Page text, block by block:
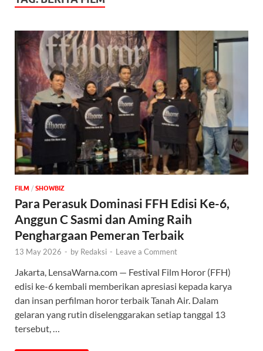
FILM / ‎SHOWBIZ
Para Perasuk Dominasi FFH Edisi Ke-6,
Anggun C Sasmi dan Aming Raih
Penghargaan Pemeran Terbaik
13 May 2026 - by Redaksi - Leave a Comment
Jakarta, LensaWarna.com — Festival Film Horor (FFH)
edisi ke-6 kembali memberikan apresiasi kepada karya
dan insan perfilman horor terbaik Tanah Air. Dalam
gelaran yang rutin diselenggarakan setiap tanggal 13
tersebut, …